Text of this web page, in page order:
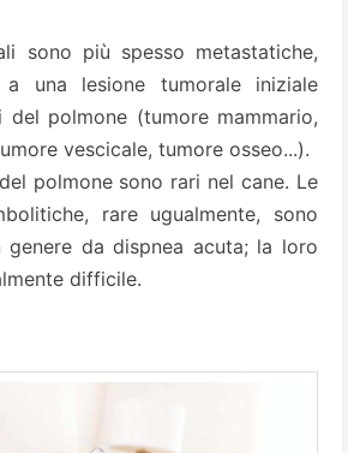
sono più spesso metastatiche,
a una lesione tumorale iniziale
polmone (tumore mammario,
vescicale, tumore osseo...).
polmone sono rari nel cane. Le
rare ugualmente, sono
genere da dispnea acuta; la loro
difficile.